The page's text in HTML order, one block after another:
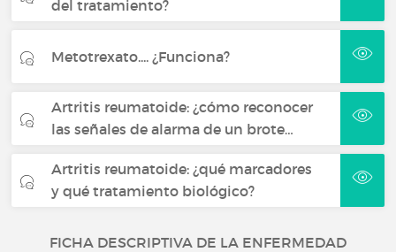
del tratamiento?
Metotrexato.... ¿Funciona?
Artritis reumatoide: ¿cómo reconocer
las señales de alarma de un brote…
Artritis reumatoide: ¿qué marcadores
y qué tratamiento biológico?
FICHA DESCRIPTIVA DE LA ENFERMEDAD